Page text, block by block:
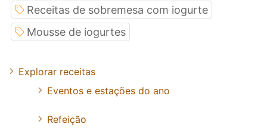
Receitas de sobremesa com iogurte
Mousse de iogurtes
Explorar receitas
Eventos e estações do ano
Refeição